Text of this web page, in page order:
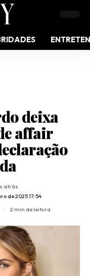
deixa
affair
de 2025 17:54
atrás
2 min de leitura